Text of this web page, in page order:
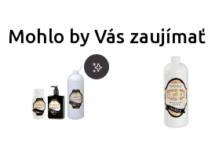
Mohlo by Vás zaujímať